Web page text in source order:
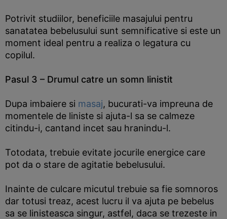
Potrivit studiilor, beneficiile masajului pentru
sanatatea bebelusului sunt semnificative si este un
moment ideal pentru a realiza o legatura cu
copilul.
Pasul 3 – Drumul catre un somn linistit
Dupa imbaiere si masaj, bucurati-va impreuna de
momentele de liniste si ajuta-l sa se calmeze
citindu-i, cantand incet sau hranindu-l.
Totodata, trebuie evitate jocurile energice care
pot da o stare de agitatie bebelusului.
Inainte de culcare micutul trebuie sa fie somnoros
dar totusi treaz, acest lucru il va ajuta pe bebelus
sa se linisteasca singur, astfel, daca se trezeste in